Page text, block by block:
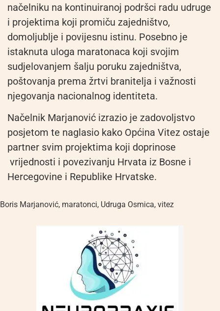
načelniku na kontinuiranoj podršci radu udruge
i projektima koji promiču zajedništvo,
domoljublje i povijesnu istinu. Posebno je
istaknuta uloga maratonaca koji svojim
sudjelovanjem šalju poruku zajedništva,
poštovanja prema žrtvi branitelja i važnosti
njegovanja nacionalnog identiteta.
Načelnik Marjanović izrazio je zadovoljstvo
posjetom te naglasio kako Općina Vitez ostaje
partner svim projektima koji doprinose
vrijednosti i povezivanju Hrvata iz Bosne i
Hercegovine i Republike Hrvatske.
Boris Marjanović, maratonci, Udruga Osmica, vitez